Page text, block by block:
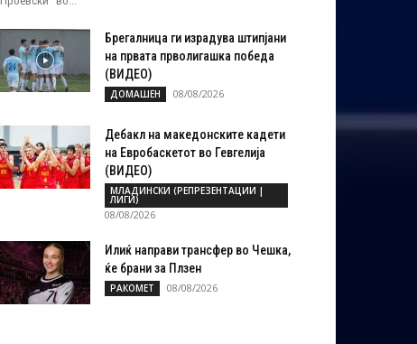
Брегалница ги израдува штипјани
на првата прволигашка победа
(ВИДЕО)
ДОМАШЕН 08/08/2026
Дебакл на македонските кадети
на Евробаскетот во Гевгелија
(ВИДЕО)
МЛАДИНСКИ (РЕПРЕЗЕНТАЦИИ |
ЛИГИ)
08/08/2026
Илиќ направи трансфер во Чешка,
ќе брани за Плзен
РАКОМЕТ 08/08/2026